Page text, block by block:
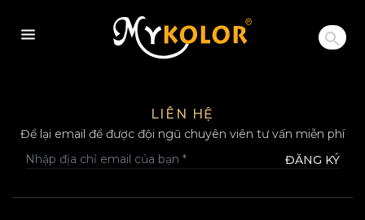
MYKOLOR
LIÊN HỆ
Để lại email để được đội ngũ chuyên viên tư vấn miễn phí
ĐĂNG KÝ